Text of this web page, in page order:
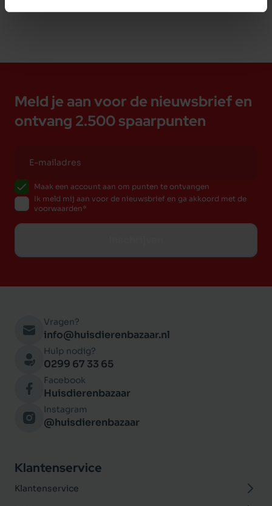
Meld je aan voor de nieuwsbrief en
ontvang 2.500 spaarpunten
Maak een account aan om punten te ontvangen
Ik meld mij aan voor de nieuwsbrief en ga akkoord met de
voorwaarden
Vragen?
info@huisdierenbazaar.nl
Hulp nodig?
0299 67 33 65
Facebook
Huisdierenbazaar
Instagram
@huisdierenbazaar
Klantenservice
Klantenservice